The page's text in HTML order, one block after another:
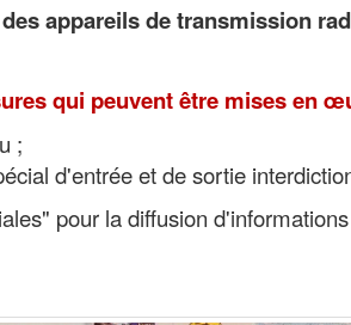
appareils de transmission
qui peuvent être mises en
;
d'entrée et de sortie
pour la diffusion